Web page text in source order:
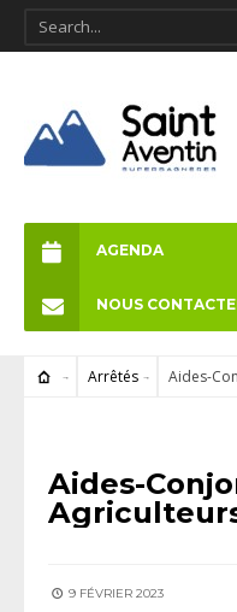
AGENDA
NOUS
Arrêtés Aides-
Aides-
9 FÉVRIER 2023